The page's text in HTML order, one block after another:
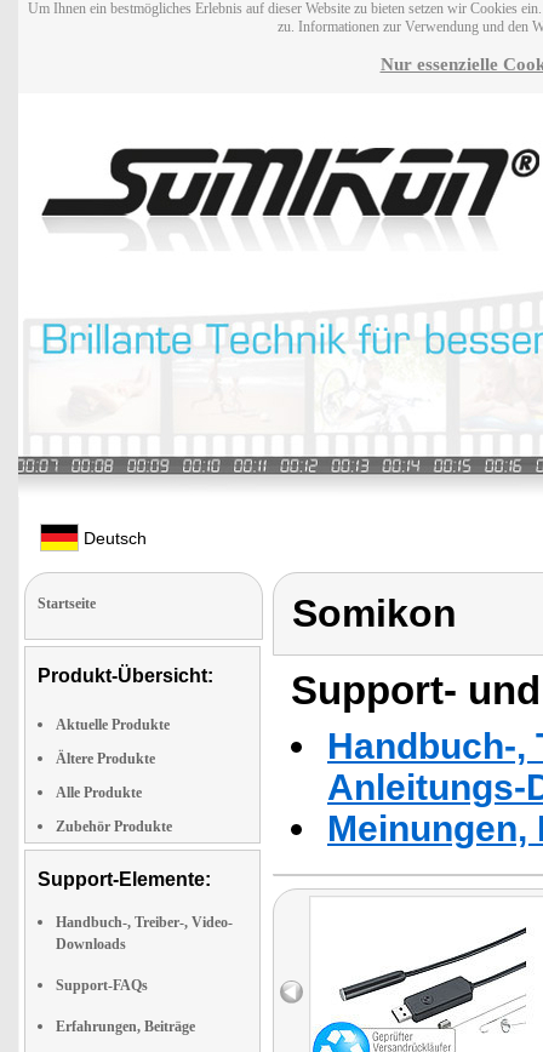
Um Ihnen ein bestmögliches Erlebnis auf dieser Website zu bieten setzen wir Cookies
zu. Informationen zur Verwendung und den
Nur essenzielle
Deutsch
Startseite
Produkt-Übersicht:
Aktuelle Produkte
Ältere Produkte
Alle Produkte
Zubehör Produkte
Support-Elemente:
Handbuch-, Treiber-, Video-
Downloads
Support-FAQs
Erfahrungen, Beiträge
Somikon
Support-
Handbuch-,
Anleitungs-